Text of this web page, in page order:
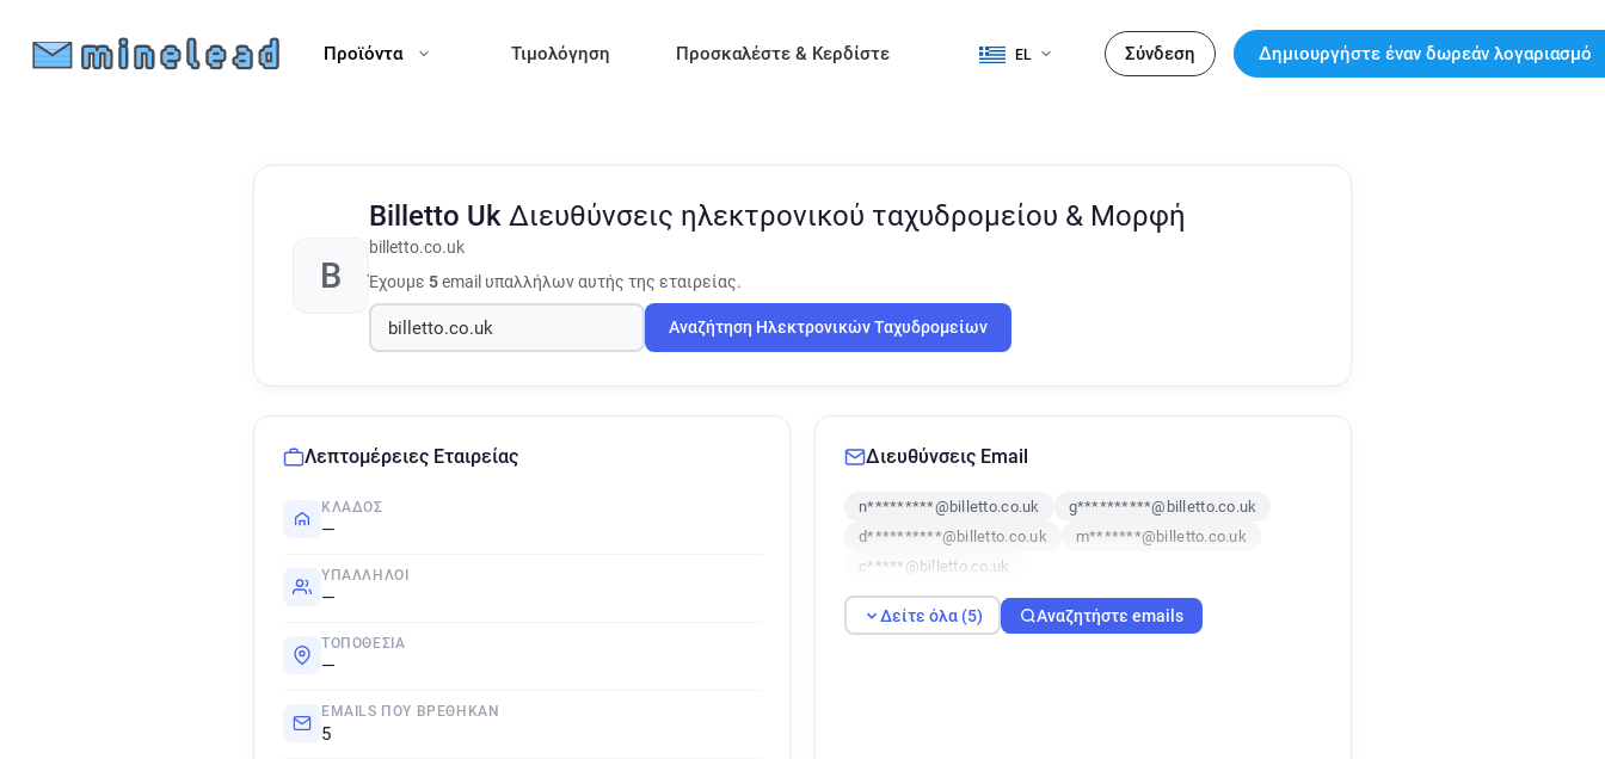
Προϊόντα Τιμολόγηση Προσκαλέστε & Κερδίστε EL Σύνδεση Δημιουργήστε έναν δωρεάν λογαριασμό
B
Billetto Uk Διευθύνσεις ηλεκτρονικού ταχυδρομείου & Μορφή
billetto.co.uk
Έχουμε 5email υπαλλήλων αυτής της εταιρείας.
Αναζήτηση Ηλεκτρονικών Ταχυδρομείων
Λεπτομέρειες Εταιρείας
ΚΛΆΔΟΣ
—
ΥΠΆΛΛΗΛΟΙ
—
ΤΟΠΟΘΕΣΊΑ
—
EMAILS ΠΟΥ ΒΡΈΘΗΚΑΝ
5
Διευθύνσεις Email
n*********@billetto.co.uk
g**********@billetto.co.uk
d**********@billetto.co.uk
m*******@billetto.co.uk
c*****@billetto.co.uk
Δείτε όλα (5) Αναζητήστε emails